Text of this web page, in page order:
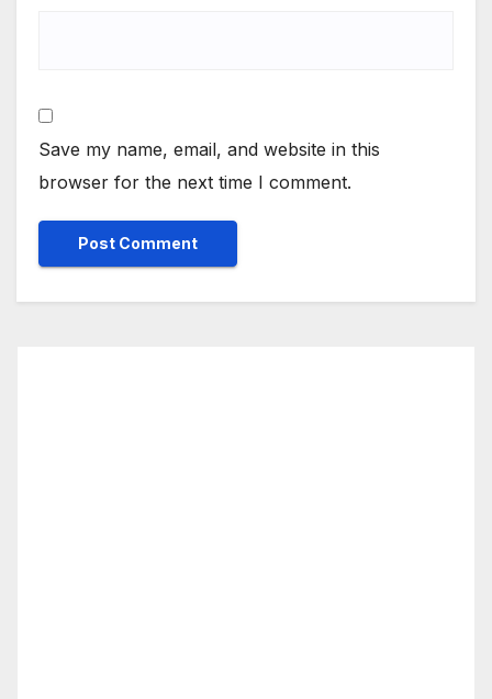
Save my name, email, and website in this
browser for the next time I comment.